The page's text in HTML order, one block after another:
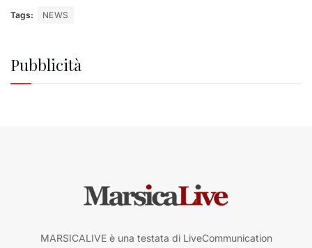
Tags: NEWS
Pubblicità
MARSICALIVE è una testata di LiveCommunication